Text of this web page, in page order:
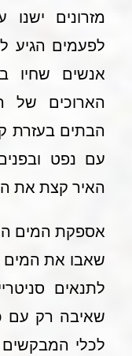
מזרונים
אנשים שחיו
הארוכים של
הבתים בעזרת
עם נפט
האיר קצת את
אספקת המים
שאבו את המים
לתנאים
שאיבה רק עם
לכלי